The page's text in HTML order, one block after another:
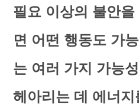
필요 이상의 불안
면 어떤 행동도 가
는 여러 가지 가능
헤아리는 데 에너